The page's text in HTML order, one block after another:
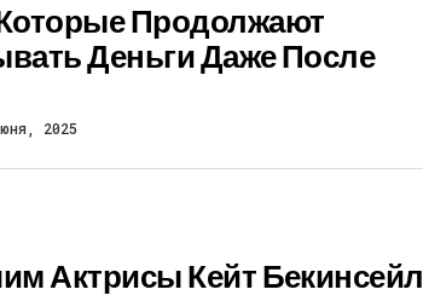
Продолжают
Деньги Даже После
2025
Актрисы Кейт Бекинсейл